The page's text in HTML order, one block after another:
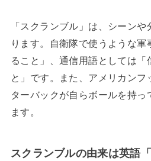
「スクランブル」は、シーン
ります。自衛隊で使うような
ること」、通信用語としては「
と」です。また、アメリカンフ
ターバックが自らボールを持っ
ます。
スクランブルの由来は英語